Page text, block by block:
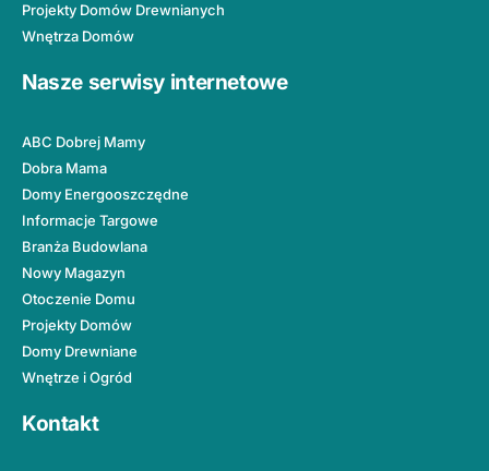
Projekty Domów Drewnianych
Wnętrza Domów
Nasze serwisy internetowe
ABC Dobrej Mamy
Dobra Mama
Domy Energooszczędne
Informacje Targowe
Branża Budowlana
Nowy Magazyn
Otoczenie Domu
Projekty Domów
Domy Drewniane
Wnętrze i Ogród
Kontakt